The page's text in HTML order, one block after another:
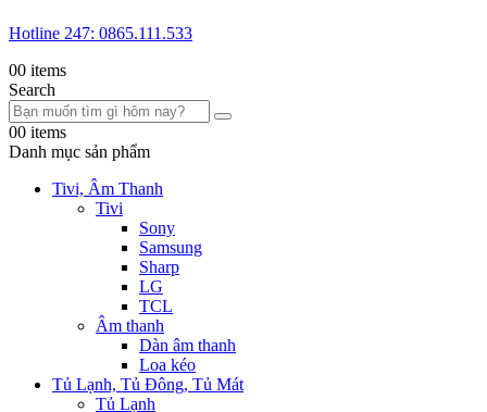
Hotline 247: 0865.111.533
00 items
Search
00 items
Danh mục sản phẩm
Tivi, Âm Thanh
Tivi
Sony
Samsung
Sharp
LG
TCL
Âm thanh
Dàn âm thanh
Loa kéo
Tủ Lạnh, Tủ Đông, Tủ Mát
Tủ Lạnh